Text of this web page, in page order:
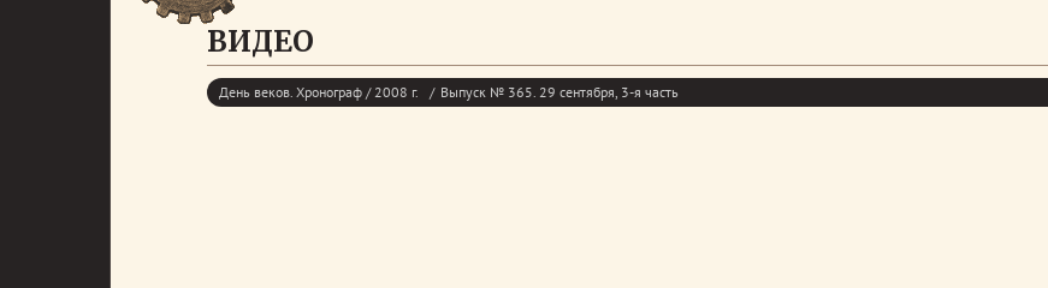
ВИДЕО
День веков. Хронограф / 2008 г. Выпуск № 365. 29 сентября, 3-я часть